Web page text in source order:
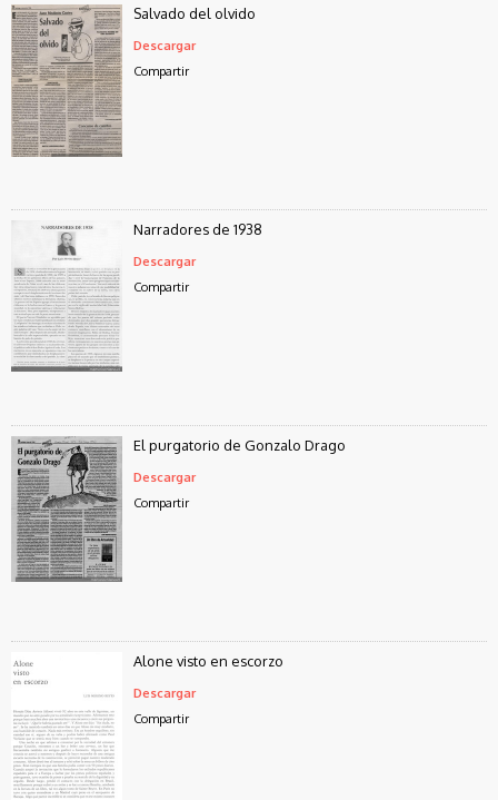
Salvado del olvido
Descargar
Compartir
Narradores de 1938
Descargar
Compartir
El purgatorio de Gonzalo Drago
Descargar
Compartir
Alone visto en escorzo
Descargar
Compartir